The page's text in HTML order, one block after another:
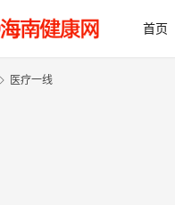
首页
医疗一线